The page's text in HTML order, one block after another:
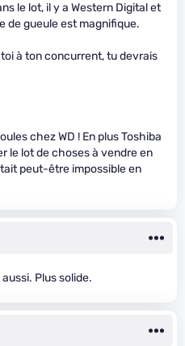
le lot, il y a Western Digital et
de gueule est magnifique.
à ton concurrent, tu devrais
chez WD ! En plus Toshiba
le lot de choses à vendre en
peut-être impossible en
Plus solide.